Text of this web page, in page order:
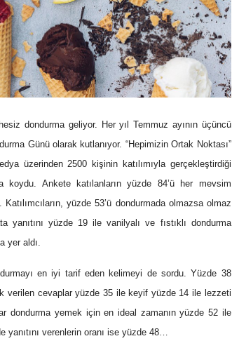
dondurma geliyor. Her yıl Temmuz ayının üçüncü
Günü olarak kutlanıyor. “Hepimizin Ortak Noktası”
üzerinden 2500 kişinin katılımıyla gerçekleştirdiği
koydu. Ankete katılanların yüzde 84’ü her mevsim
yüzde 53’ü dondurmada olmazsa olmaz
yüzde 19 ile vanilyalı ve fıstıklı dondurma
yer aldı.
en iyi tarif eden kelimeyi de sordu. Yüzde 38
verilen cevaplar yüzde 35 ile keyif yüzde 14 ile lezzeti
dondurma yemek için en ideal zamanın yüzde 52 ile
verenlerin oranı ise yüzde 48…